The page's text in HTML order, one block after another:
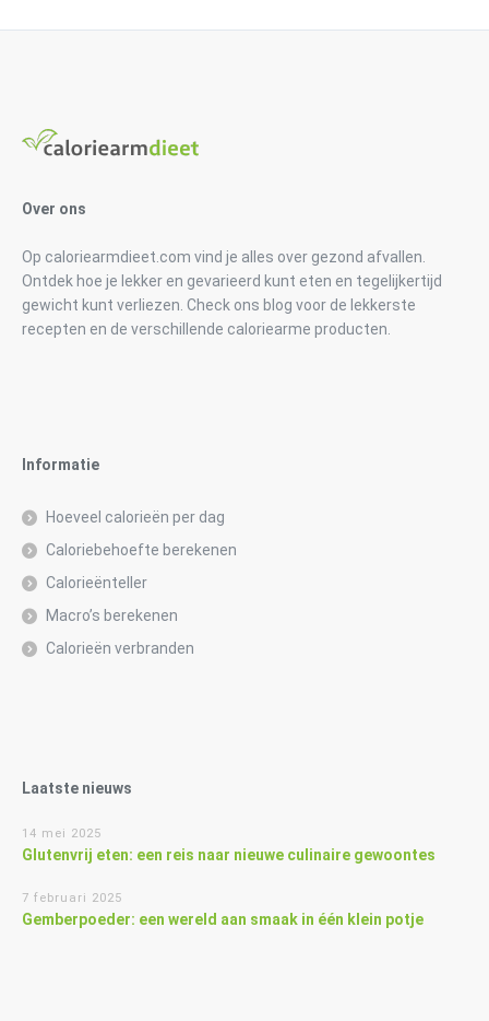
Over ons
Op caloriearmdieet.com vind je alles over gezond afvallen.
Ontdek hoe je lekker en gevarieerd kunt eten en tegelijkertijd
gewicht kunt verliezen. Check ons blog voor de lekkerste
recepten en de verschillende caloriearme producten.
Informatie
Hoeveel calorieën per dag
Caloriebehoefte berekenen
Calorieënteller
Macro’s berekenen
Calorieën verbranden
Laatste nieuws
14 mei 2025
Glutenvrij eten: een reis naar nieuwe culinaire gewoontes
7 februari 2025
Gemberpoeder: een wereld aan smaak in één klein potje